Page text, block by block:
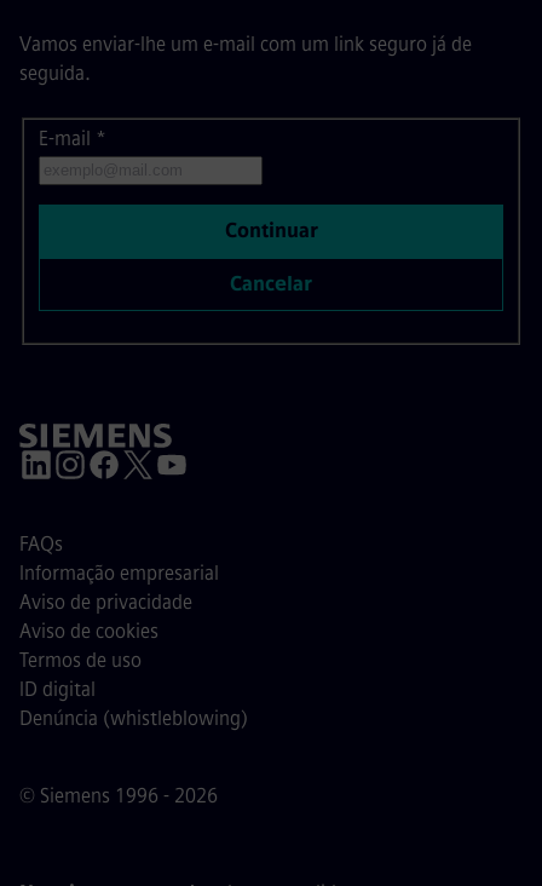
Vamos enviar-lhe um e-mail com um link seguro já de
seguida.
Redefinir palavra-passe com o seu e-mail
E-mail *
Cancelar
Continuar
© Siemens 1996 - 2026
FAQs
Informação empresarial
Aviso de privacidade
Aviso de cookies
Termos de uso
ID digital
Denúncia (whistleblowing)